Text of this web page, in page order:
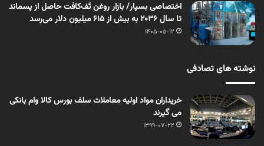
اختصاصی بسپار/ بازار روغن تَف‌کافت حاصل از پسماند
تا سال ۲۰۳۶ به بیش از ۶۱۵ میلیون دلار می‌رسد
1405-05-12
نوشته های تصادفی
خریداران مواد اولیه معاملات سلف بورس کالا وام بانکی
می گیرند
1399-07-22